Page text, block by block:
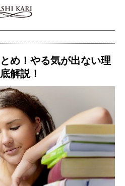
め！やる気が出ない理
解説！